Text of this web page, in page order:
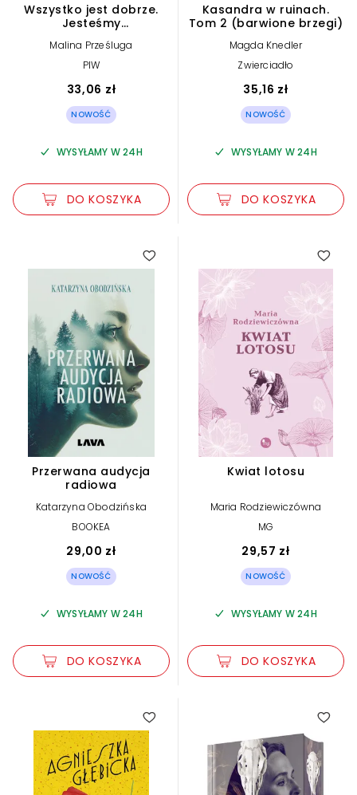
Wszystko jest dobrze.
Jesteśmy
Malina Prześluga
PIW
33,06 zł
NOWOŚĆ
WYSYŁAMY W 24H
DO KOSZYKA
Kasandra w ruinach.
Tom 2 (barwione brzegi)
Magda Knedler
Zwierciadło
35,16 zł
NOWOŚĆ
WYSYŁAMY W 24H
DO KOSZYKA
5.00
Przerwana audycja
radiowa
Katarzyna Obodzińska
BOOKEA
29,00 zł
NOWOŚĆ
WYSYŁAMY W 24H
DO KOSZYKA
Kwiat lotosu
Maria Rodziewiczówna
MG
29,57 zł
NOWOŚĆ
WYSYŁAMY W 24H
DO KOSZYKA